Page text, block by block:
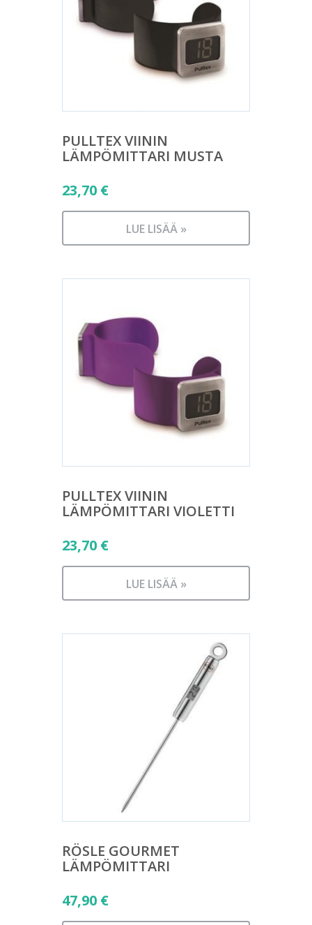
PULLTEX VIININ
LÄMPÖMITTARI MUSTA
23,70 €
LUE LISÄÄ »
PULLTEX VIININ
LÄMPÖMITTARI VIOLETTI
23,70 €
LUE LISÄÄ »
RÖSLE GOURMET
LÄMPÖMITTARI
47,90 €